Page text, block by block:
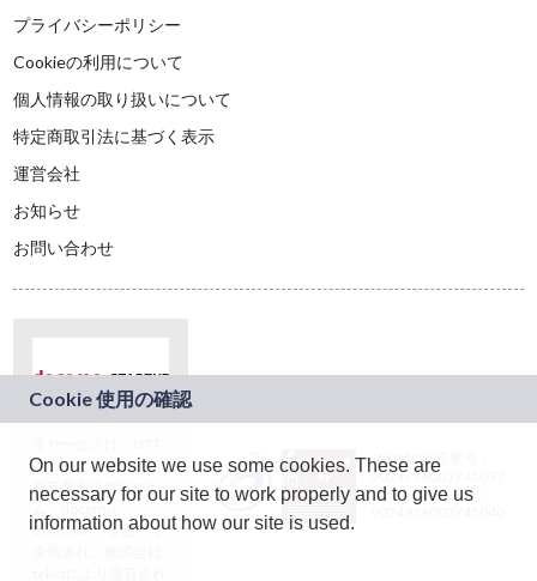
プライバシーポリシー
Cookieの利用について
個人情報の取り扱いについて
特定商取引法に基づく表示
運営会社
お知らせ
お問い合わせ
ドコモグループの新
規事業創出プログラ
ム「docomo
STARTUP」を通じて
JASRAC許諾番号：
9024936001Y45037
JASRAC許諾番号：
On our website we use some cookies. These are
necessary for our site to work properly and to give us
information about how our site is used.